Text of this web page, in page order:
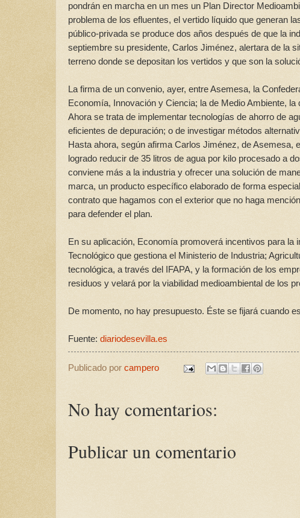
pondrán en marcha en un mes un Plan Director
problema de los efluentes, el vertido líquido que generan
público-privada se produce dos años después de que la
septiembre su presidente, Carlos Jiménez, alertara de la
terreno donde se depositan los vertidos y que son la
La firma de un convenio, ayer, entre Asemesa, la
Economía, Innovación y Ciencia; la de Medio Ambiente,
Ahora se trata de implementar tecnologías de ahorro de
eficientes de depuración; o de investigar métodos
Hasta ahora, según afirma Carlos Jiménez, de Asemesa,
logrado reducir de 35 litros de agua por kilo procesado a
conviene más a la industria y ofrecer una solución de
marca, un producto específico elaborado de forma
contrato que hagamos con el exterior que no haga
para defender el plan.
En su aplicación, Economía promoverá incentivos para la
Tecnológico que gestiona el Ministerio de Industria;
tecnológica, a través del IFAPA, y la formación de los
residuos y velará por la viabilidad medioambiental de los
De momento, no hay presupuesto. Éste se fijará cuando
Fuente: diariodesevilla.es
Publicado por campero
No hay comentarios:
Publicar un comentario